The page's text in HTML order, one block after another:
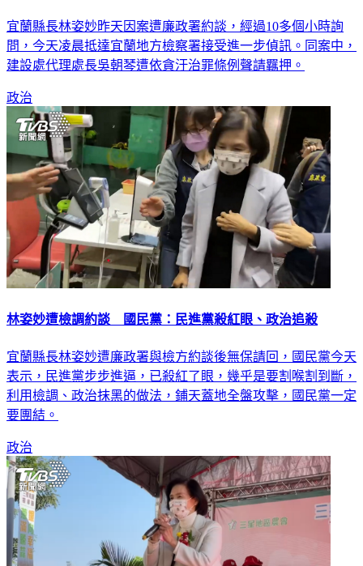
宜蘭縣長林姿妙昨天因案遭廉政署約談，經過10多個小時詢
問，今天凌晨抵達宜蘭地方檢察署接受進一步偵訊。同案中，
建設處代理處長吳朝琴遭依貪汙治罪條例聲請羈押。
政治
林姿妙遭檢調約談 國民黨：民進黨殺紅眼、政治追殺
宜蘭縣長林姿妙遭廉政署與檢方約談後無保請回，國民黨今天
表示，民進黨步步進逼，已殺紅了眼，幾乎是要割喉割到斷，
利用檢調、政治抹黑的做法，鋪天蓋地全盤攻擊，國民黨一定
要團結。
政治